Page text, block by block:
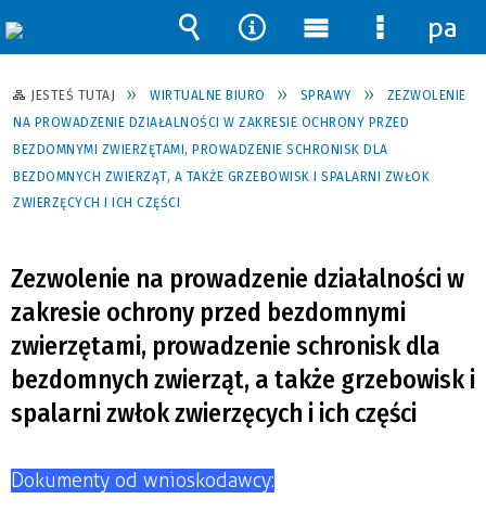
JESTEŚ TUTAJ WIRTUALNE BIURO SPRAWY
ZEZWOLENIE
NA PROWADZENIE DZIAŁALNOŚCI W ZAKRESIE OCHRONY PRZED
BEZDOMNYMI ZWIERZĘTAMI, PROWADZENIE SCHRONISK DLA
BEZDOMNYCH ZWIERZĄT, A TAKŻE GRZEBOWISK I SPALARNI ZWŁOK
ZWIERZĘCYCH I ICH CZĘŚCI
Zezwolenie na prowadzenie działalności w
zakresie ochrony przed bezdomnymi
zwierzętami, prowadzenie schronisk dla
bezdomnych zwierząt, a także grzebowisk i
spalarni zwłok zwierzęcych i ich części
Dokumenty od wnioskodawcy:
Wyszukiwarka
Narzędzia
Menu
główne
Menu